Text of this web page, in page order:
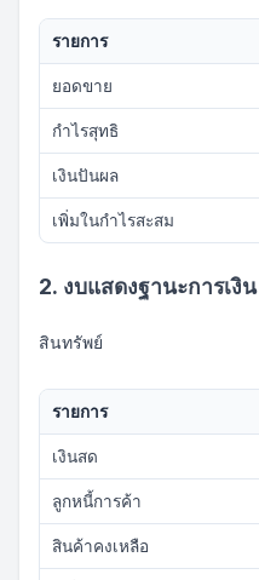
2{,}520{,}000
\text{ บาท}
รายการ
ยอดขาย
กำไรสุทธิ
เงินปันผล
เพิ่มในกำไรสะสม
2. งบแสดงฐานะการเ
สินทรัพย์
รายการ
เงินสด
ลูกหนี้การค้า
สินค้าคงเหลือ